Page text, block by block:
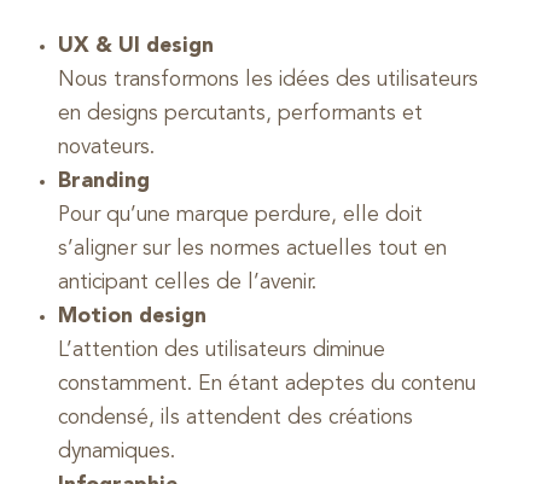
UX & UI design
Nous transformons les idées des utilisateurs
en designs percutants, performants et
novateurs.
Branding
Pour qu’une marque perdure, elle doit
s’aligner sur les normes actuelles tout en
anticipant celles de l’avenir.
Motion design
L’attention des utilisateurs diminue
constamment. En étant adeptes du contenu
condensé, ils attendent des créations
dynamiques.